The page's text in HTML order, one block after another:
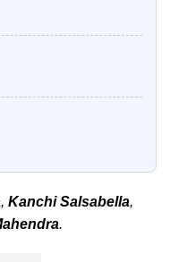
, Kanchi Salsabella,
.